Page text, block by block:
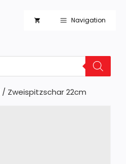
Navigation
/ Zweispitzschar 22cm